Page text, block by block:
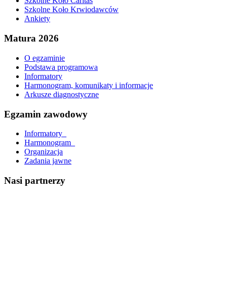
Szkolne Koło Krwiodawców
Ankiety
Matura 2026
O egzaminie
Podstawa programowa
Informatory
Harmonogram, komunikaty i informacje
Arkusze diagnostyczne
Egzamin zawodowy
Informatory_
Harmonogram_
Organizacja
Zadania jawne
Nasi partnerzy